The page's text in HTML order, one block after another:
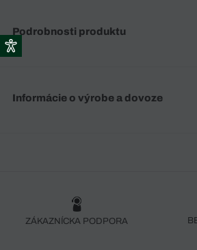
Podrobnosti produktu
Informácie o výrobe a dovoze
ZÁKAZNÍCKA PODPORA